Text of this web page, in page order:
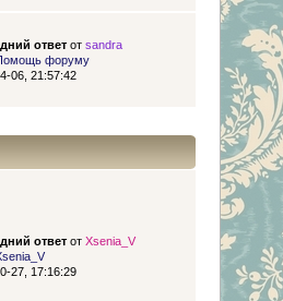
ответот sandra
форуму
06, 21:57:42
ответот Xsenia_V
27, 17:16:29